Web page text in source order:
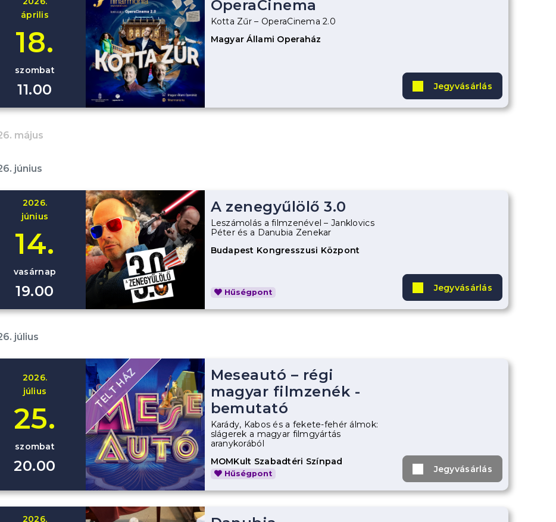
április
18.
szombat
11.00
OperaCinema
Kotta Zűr – OperaCinema 2.0
Magyar Állami Operaház
Jegyvásárlás
május
június
2026.
június
14.
vasárnap
19.00
A zenegyűlölő 3.0
Leszámolás a filmzenével – Janklovics
Péter és a Danubia Zenekar
Budapest Kongresszusi Központ
Hűségpont Jegyvásárlás
július
2026.
július
25.
szombat
20.00
TELT HÁZ
Meseautó – régi
magyar filmzenék -
bemutató
Karády, Kabos és a fekete-fehér álmok:
slágerek a magyar filmgyártás
aranykorából
MOMKult Szabadtéri Színpad
Hűségpont Jegyvásárlás
2026.